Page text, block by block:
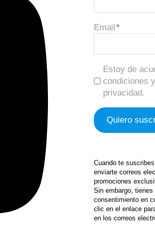
Email
Estoy de
condiciones
privacidad.
Cuando te
enviarte correos
promociones
Sin embargo,
consentimiento en
clic en el enlace
en los correos